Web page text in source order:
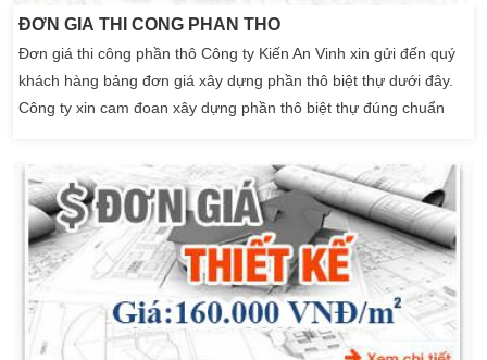
ĐƠN GIÁ THI CÔNG PHẦN THÔ
Đơn giá thi công phần thô Công ty Kiến An Vinh xin gửi đến quý
khách hàng bảng đơn giá xây dựng phần thô biệt thự dưới đây.
Công ty xin cam đoan xây dựng phần thô biệt thự đúng chuẩn
tiến độ,với đội ngũ kỷ sư nhiều năm kinh nghiệm xây biệt thự.
Không ngại đi làm các tỉnh thành […]